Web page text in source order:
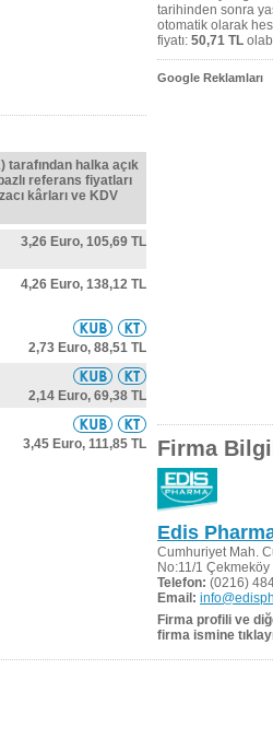
tarafından halka açık
referans fiyatları
kârları ve KDV
3,26 Euro, 105,69 TL
4,26 Euro, 138,12 TL
2,73 Euro, 88,51 TL
2,14 Euro, 69,38 TL
3,45 Euro, 111,85 TL
tarihinden sonra
otomatik olarak
fiyatı: 50,71 TL
Google Reklamları
Firma
Edis
Cumhuriyet Mah.
No:11/1
Telefon: (0216)
Email:
Firma profili ve
firma ismine